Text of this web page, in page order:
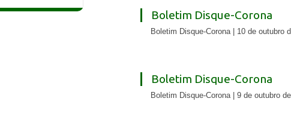
Boletim Disque-Corona
Boletim Disque-Corona | 10 de outubro
Boletim Disque-Corona
Boletim Disque-Corona | 9 de outubro